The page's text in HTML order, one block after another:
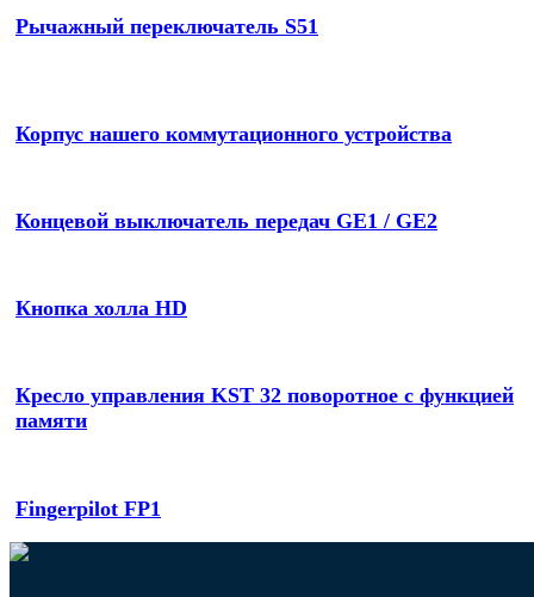
Рычажный переключатель S51
Корпус нашего коммутационного устройства
Концевой выключатель передач GE1 / GE2
Кнопка холла HD
Кресло управления KST 32 поворотное с функцией
памяти
Fingerpilot FP1